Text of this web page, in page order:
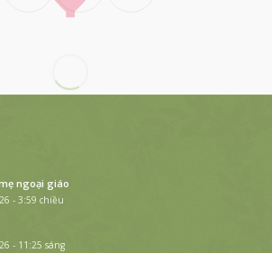
ngoại giáo
- 3:59 chiều
- 11:25 sáng